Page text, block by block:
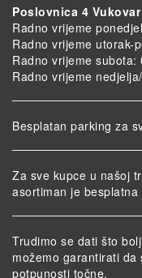
Poslovnica 4 Vukovar
Radno vrijeme
Radno vrijeme utorak-
Radno vrijeme subota:
Radno vrijeme
Besplatan parking za
Za sve kupce u našoj
asortiman je besplatna
Trudimo se dati što
možemo garantirati
potpunosti točne.